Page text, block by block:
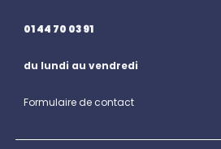
01 44 70 03 91
du lundi au vendredi
Formulaire de contact